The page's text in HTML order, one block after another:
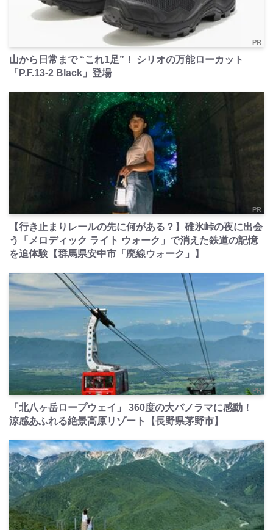
PR
山から日常まで “これ1足”！ シリオの万能ローカット
「P.F.13-2 Black」登場
PR
【行き止まりレールの先に何がある？】碓氷峠の夜に出会
う「メロディック ライト ウォーク」で消えた鉄道の記憶
を追体験【群馬県安中市「廃線ウォーク」】
PR
「北八ヶ岳ロープウェイ」 360度の大パノラマに感動！
涼感あふれる絶景高原リゾート【長野県茅野市】